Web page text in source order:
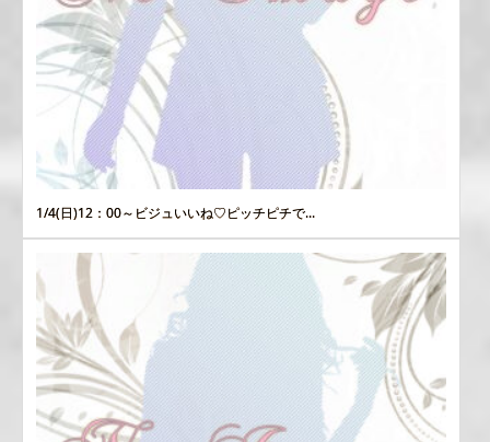
1/4(日)12：00～ビジュいいね♡ピッチピチで...